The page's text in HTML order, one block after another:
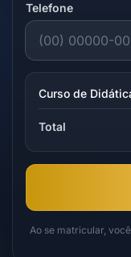
Telefone
Curso de
Total
Ao se matricular,